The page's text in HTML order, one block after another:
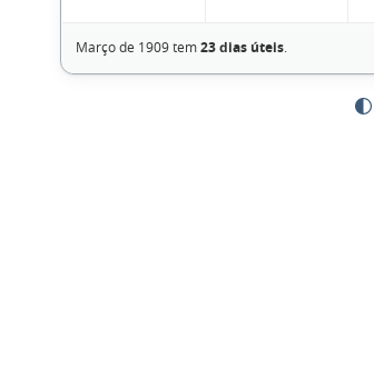
Março de 1909 tem23 dias úteis.